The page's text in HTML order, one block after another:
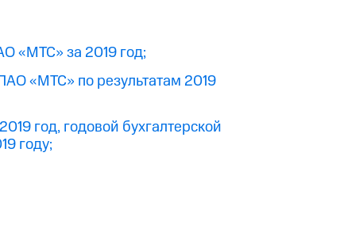
«МТС» за 2019 год;
«МТС» по результатам 2019
год, годовой бухгалтерской
году;